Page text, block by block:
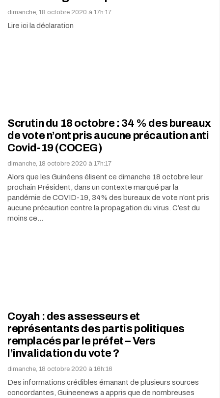
dimanche, 18 octobre 2020 à 17h:17
Lire ici la déclaration
Scrutin du 18 octobre : 34 % des bureaux
de vote n’ont pris aucune précaution anti
Covid-19 (COCEG)
dimanche, 18 octobre 2020 à 17h:17
Alors que les Guinéens élisent ce dimanche 18 octobre leur
prochain Président, dans un contexte marqué par la
pandémie de COVID-19, 34% des bureaux de vote n’ont pris
aucune précaution contre la propagation du virus. C’est du
moins ce…
Coyah : des assesseurs et
représentants des partis politiques
remplacés par le préfet – Vers
l’invalidation du vote ?
dimanche, 18 octobre 2020 à 16h:16
Des informations crédibles émanant de plusieurs sources
concordantes, Guineenews a appris que de nombreuses